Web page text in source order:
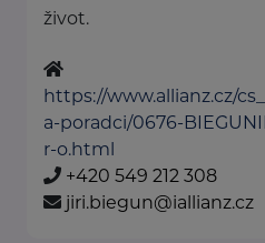
život.
https://www.allianz.cz/
a-poradci/0676-
r-o.html
+420 549 212 308
jiri.biegun@iallianz.cz